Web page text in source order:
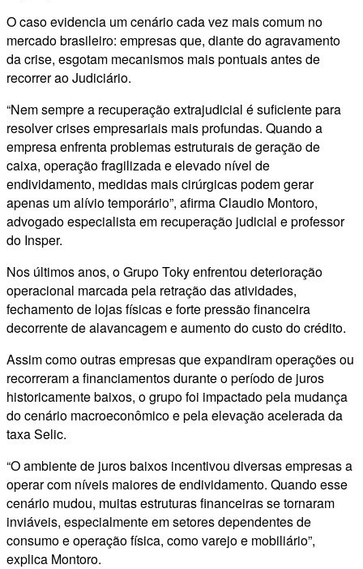
O caso evidencia um cenário cada vez mais comum no
mercado brasileiro: empresas que, diante do agravamento
da crise, esgotam mecanismos mais pontuais antes de
recorrer ao Judiciário.
“Nem sempre a recuperação extrajudicial é suficiente para
resolver crises empresariais mais profundas. Quando a
empresa enfrenta problemas estruturais de geração de
caixa, operação fragilizada e elevado nível de
endividamento, medidas mais cirúrgicas podem gerar
apenas um alívio temporário”, afirma Claudio Montoro,
advogado especialista em recuperação judicial e professor
do Insper.
Nos últimos anos, o Grupo Toky enfrentou deterioração
operacional marcada pela retração das atividades,
fechamento de lojas físicas e forte pressão financeira
decorrente de alavancagem e aumento do custo do crédito.
Assim como outras empresas que expandiram operações ou
recorreram a financiamentos durante o período de juros
historicamente baixos, o grupo foi impactado pela mudança
do cenário macroeconômico e pela elevação acelerada da
taxa Selic.
“O ambiente de juros baixos incentivou diversas empresas a
operar com níveis maiores de endividamento. Quando esse
cenário mudou, muitas estruturas financeiras se tornaram
inviáveis, especialmente em setores dependentes de
consumo e operação física, como varejo e mobiliário”,
explica Montoro.